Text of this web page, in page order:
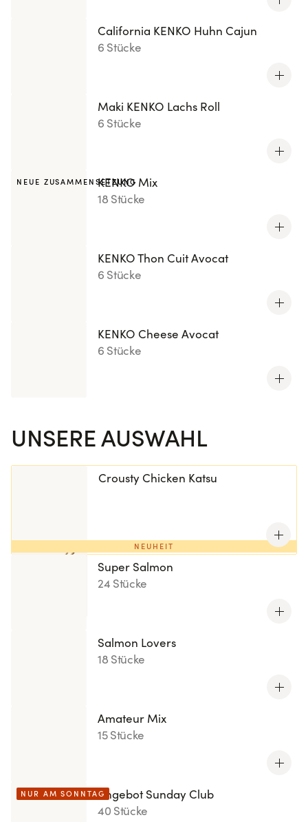
California KENKO Huhn Cajun
6 Stücke
Maki KENKO Lachs Roll
6 Stücke
NEUE ZUSAMMENSETZUNG
KENKO Mix
18 Stücke
KENKO Thon Cuit Avocat
6 Stücke
KENKO Cheese Avocat
6 Stücke
UNSERE AUSWAHL
NEUHEIT
Crousty Chicken Katsu
Super Salmon
24 Stücke
Salmon Lovers
18 Stücke
Amateur Mix
15 Stücke
NUR AM SONNTAGAngebot Sunday Club
40 Stücke